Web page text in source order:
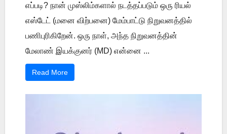
எப்படி? நான் முஸ்லிம்களால் நடத்தப்படும் ஒரு ரியல்
எஸ்டேட் (மனை விற்பனை) மேம்பாட்டு நிறுவனத்தில்
பணிபுரிகிறேன். ஒரு நாள், அந்த நிறுவனத்தின்
மேலாண் இயக்குனர் (MD) என்னை ...
Read More